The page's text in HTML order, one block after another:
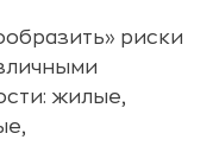
риски
жилые,